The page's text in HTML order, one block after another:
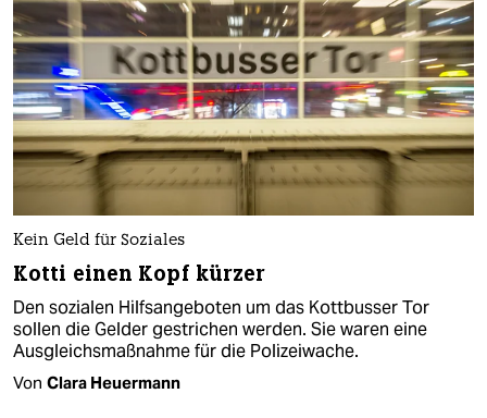
Kein Geld für Soziales
Kotti einen Kopf kürzer
Den sozialen Hilfsangeboten um das Kottbusser Tor
sollen die Gelder gestrichen werden. Sie waren eine
Ausgleichsmaßnahme für die Polizeiwache.
Von Clara Heuermann